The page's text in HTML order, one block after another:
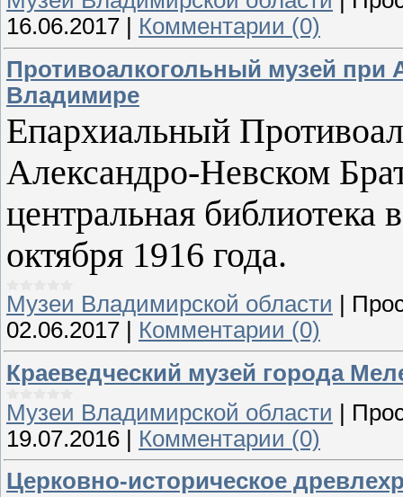
16.06.2017
Комментарии (0)
Противоалкогольный музей при
Владимире
Епархиальный
Александро-Невском
центральная
октября 1916 года.
Музеи Владимирской области
02.06.2017
Комментарии (0)
Краеведческий музей города
Музеи Владимирской области |
19.07.2016 | Комментарии (0)
Церковно-историческое